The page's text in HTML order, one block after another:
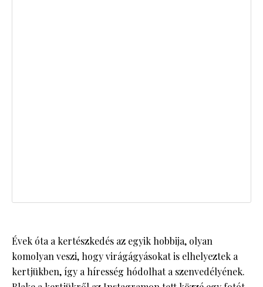
Évek óta a kertészkedés az egyik hobbija, olyan
komolyan veszi, hogy virágágyásokat is elhelyeztek a
kertjükben, így a híresség hódolhat a szenvedélyének.